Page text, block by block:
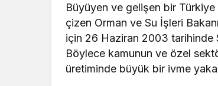
Büyüyen ve gelişen bir Türkiye
çizen Orman ve Su İşleri
için 26 Haziran 2003 tarihinde
Böylece kamunun ve özel
üretiminde büyük bir ivme